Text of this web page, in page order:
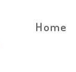
Home